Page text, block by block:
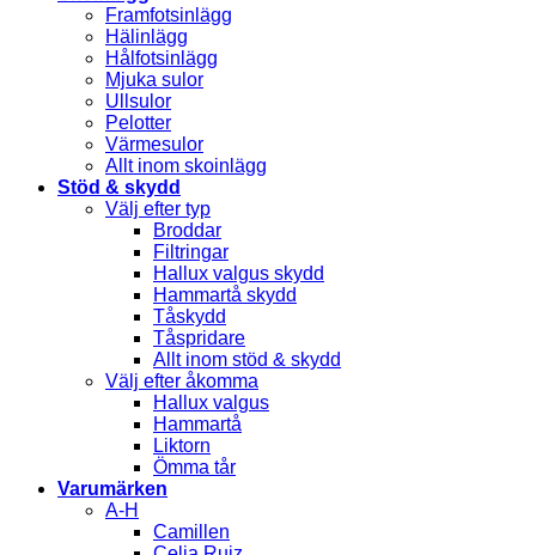
Framfotsinlägg
Hälinlägg
Hålfotsinlägg
Mjuka sulor
Ullsulor
Pelotter
Värmesulor
Allt inom skoinlägg
Stöd & skydd
Välj efter typ
Broddar
Filtringar
Hallux valgus skydd
Hammartå skydd
Tåskydd
Tåspridare
Allt inom stöd & skydd
Välj efter åkomma
Hallux valgus
Hammartå
Liktorn
Ömma tår
Varumärken
A-H
Camillen